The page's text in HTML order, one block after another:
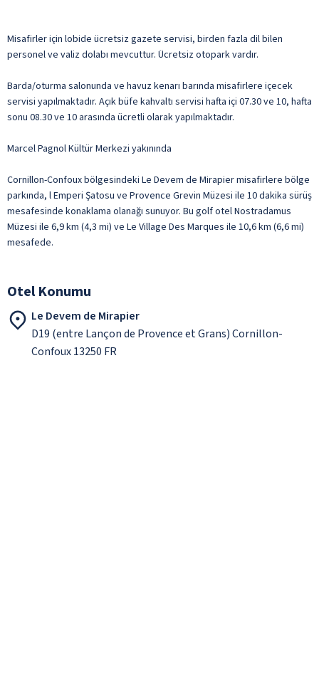
Misafirler için lobide ücretsiz gazete servisi, birden fazla dil bilen
personel ve valiz dolabı mevcuttur. Ücretsiz otopark vardır.
Barda/oturma salonunda ve havuz kenarı barında misafirlere içecek
servisi yapılmaktadır. Açık büfe kahvaltı servisi hafta içi 07.30 ve 10, hafta
sonu 08.30 ve 10 arasında ücretli olarak yapılmaktadır.
Marcel Pagnol Kültür Merkezi yakınında
Cornillon-Confoux bölgesindeki Le Devem de Mirapier misafirlere bölge
parkında, l Emperi Şatosu ve Provence Grevin Müzesi ile 10 dakika sürüş
mesafesinde konaklama olanağı sunuyor. Bu golf otel Nostradamus
Müzesi ile 6,9 km (4,3 mi) ve Le Village Des Marques ile 10,6 km (6,6 mi)
mesafede.
Otel Konumu
Le Devem de Mirapier
D19 (entre Lançon de Provence et Grans) Cornillon-
Confoux 13250 FR